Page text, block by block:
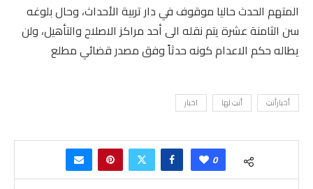
المتهم الحدث حاليا موقوف في دار تربية الأحداث، وحال بلوغه
سن الثامنة عشرة يتم نقله الى أحد مراكز الاصلاح والتأهيل، ولن
يطاله حكم الاعدام كونه حدثاً وفق مصدر قضائي مطلع
أخبارأنتِ أنتِ لها اخبار
0